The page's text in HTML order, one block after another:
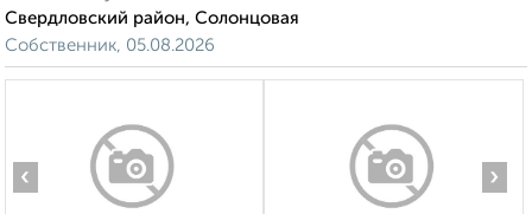
Свердловский район, Солонцовая
Собственник, 05.08.2026
‹ ›